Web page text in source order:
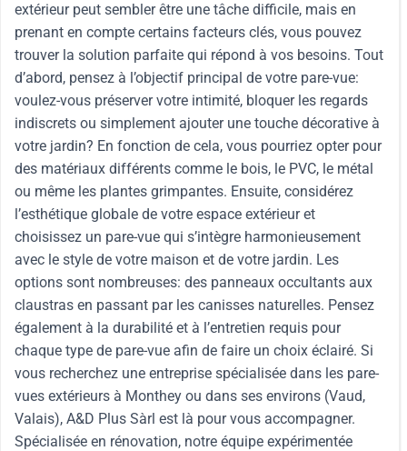
extérieur peut sembler être une tâche difficile, mais en
prenant en compte certains facteurs clés, vous pouvez
trouver la solution parfaite qui répond à vos besoins. Tout
d’abord, pensez à l’objectif principal de votre pare-vue:
voulez-vous préserver votre intimité, bloquer les regards
indiscrets ou simplement ajouter une touche décorative à
votre jardin? En fonction de cela, vous pourriez opter pour
des matériaux différents comme le bois, le PVC, le métal
ou même les plantes grimpantes. Ensuite, considérez
l’esthétique globale de votre espace extérieur et
choisissez un pare-vue qui s’intègre harmonieusement
avec le style de votre maison et de votre jardin. Les
options sont nombreuses: des panneaux occultants aux
claustras en passant par les canisses naturelles. Pensez
également à la durabilité et à l’entretien requis pour
chaque type de pare-vue afin de faire un choix éclairé. Si
vous recherchez une entreprise spécialisée dans les pare-
vues extérieurs à Monthey ou dans ses environs (Vaud,
Valais), A&D Plus Sàrl est là pour vous accompagner.
Spécialisée en rénovation, notre équipe expérimentée